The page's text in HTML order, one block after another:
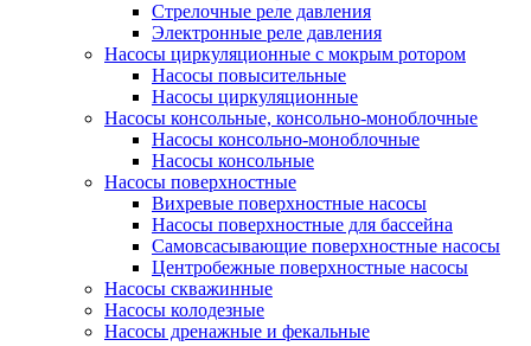
Стрелочные реле давления
Электронные реле давления
Насосы циркуляционные с мокрым ротором
Насосы повысительные
Насосы циркуляционные
Насосы консольные, консольно-моноблочные
Насосы консольно-моноблочные
Насосы консольные
Насосы поверхностные
Вихревые поверхностные насосы
Насосы поверхностные для бассейна
Самовсасывающие поверхностные насосы
Центробежные поверхностные насосы
Насосы скважинные
Насосы колодезные
Насосы дренажные и фекальные